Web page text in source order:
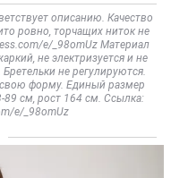
описанию. Качество
ровно, торчащих ниток не
e/_98omUz Материал
не электризуется и не
не регулируются.
форму. Единый размер
см, рост 164 см. Ссылка:
e/_98omUz